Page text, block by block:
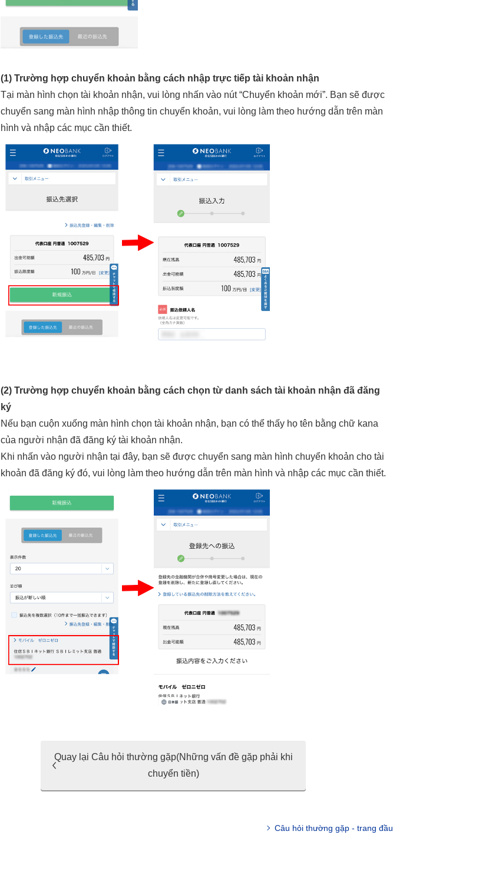
(1) Trường hợp chuyển khoản bằng cách nhập trực tiếp tài khoản nhận
Tại màn hình chọn tài khoản nhận, vui lòng nhấn vào nút “Chuyển khoản mới”. Bạn sẽ được
chuyển sang màn hình nhập thông tin chuyển khoản, vui lòng làm theo hướng dẫn trên màn
hình và nhập các mục cần thiết.
(2) Trường hợp chuyển khoản bằng cách chọn từ danh sách tài khoản nhận đã đăng
ký
Nếu bạn cuộn xuống màn hình chọn tài khoản nhận, bạn có thể thấy họ tên bằng chữ kana
của người nhận đã đăng ký tài khoản nhận.
Khi nhấn vào người nhận tại đây, bạn sẽ được chuyển sang màn hình chuyển khoản cho tài
khoản đã đăng ký đó, vui lòng làm theo hướng dẫn trên màn hình và nhập các mục cần thiết.
Quay lại Câu hỏi thường gặp(Những vấn đề gặp phải khi
chuyển tiền)
Câu hỏi thường gặp - trang đầu